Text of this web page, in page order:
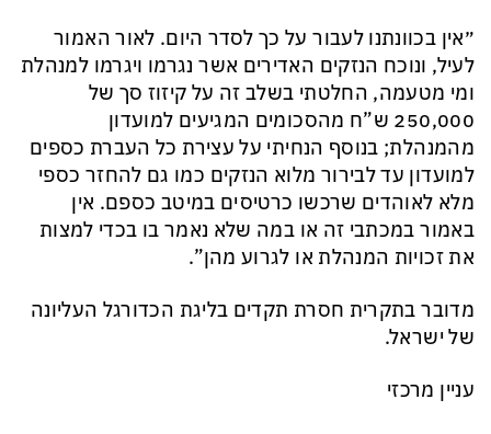
״אין בכוונתנו לעבור על כך לסדר היום. לאור האמור
לעיל, ונוכח הנזקים האדירים אשר נגרמו ויגרמו למנהלת
ומי מטעמה, החלטתי בשלב זה על קיזוז סך של
250,000 ש”ח מהסכומים המגיעים למועדון
מהמנהלת; בנוסף הנחיתי על עצירת כל העברת כספים
למועדון עד לבירור מלוא הנזקים כמו גם להחזר כספי
מלא לאוהדים שרכשו כרטיסים במיטב כספם. אין
באמור במכתבי זה או במה שלא נאמר בו בכדי למצות
את זכויות המנהלת או לגרוע מהן”.
מדובר בתקרית חסרת תקדים בליגת הכדורגל העליונה
של ישראל.
עניין מרכזי